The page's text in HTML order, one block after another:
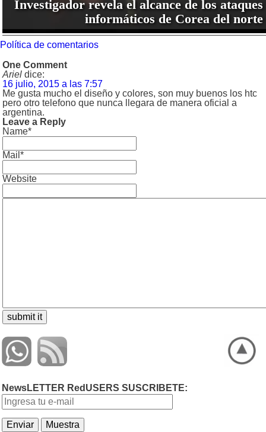
Investigador revela el alcance de los ataques
informáticos de Corea del norte
Política de comentarios
One Comment
Ariel dice:
16 julio, 2015 a las 7:57
Me gusta mucho el diseño y colores, son muy buenos los htc
pero otro telefono que nunca llegara de manera oficial a
argentina.
Leave a Reply
Name*
Mail*
Website
NewsLETTER RedUSERS SUSCRIBETE: